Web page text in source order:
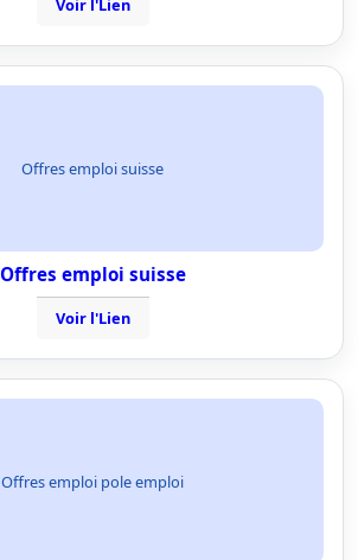
Voir l'Lien
Offres emploi suisse
Offres emploi suisse
Voir l'Lien
Offres emploi pole emploi